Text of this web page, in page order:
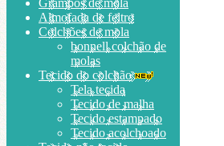
Grampos de mola
Almofada de feltro
Colchões de mola
bonnell colchão de
molas
Tecido do colchão
Tela tecida
Tecido de malha
Tecido estampado
Tecido acolchoado